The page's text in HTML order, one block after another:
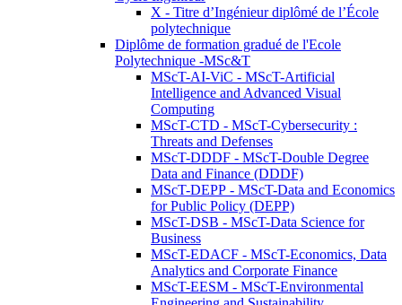
X - Titre d’Ingénieur diplômé de l’École
polytechnique
Diplôme de formation gradué de l'Ecole
Polytechnique -MSc&T
MScT-AI-ViC - MScT-Artificial
Intelligence and Advanced Visual
Computing
MScT-CTD - MScT-Cybersecurity :
Threats and Defenses
MScT-DDDF - MScT-Double Degree
Data and Finance (DDDF)
MScT-DEPP - MScT-Data and Economics
for Public Policy (DEPP)
MScT-DSB - MScT-Data Science for
Business
MScT-EDACF - MScT-Economics, Data
Analytics and Corporate Finance
MScT-EESM - MScT-Environmental